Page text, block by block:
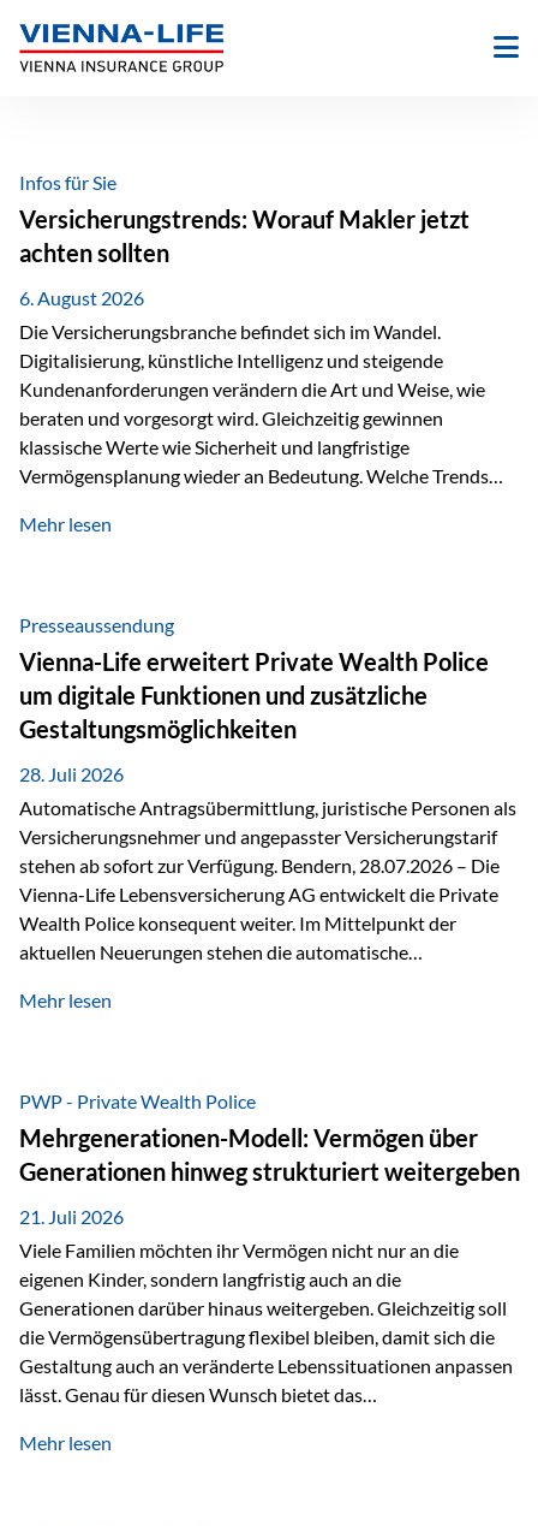
Inhalt
springen
Infos für Sie
Versicherungstrends: Worauf Makler jetzt
achten sollten
6. August 2026
Die Versicherungsbranche befindet sich im Wandel.
Digitalisierung, künstliche Intelligenz und steigende
Kundenanforderungen verändern die Art und Weise, wie
beraten und vorgesorgt wird. Gleichzeitig gewinnen
klassische Werte wie Sicherheit und langfristige
Vermögensplanung wieder an Bedeutung. Welche Trends
Blick behalten? Digitalisierung und KI verändern die
administrative Aufgaben, beschleunigen Abläufe und
schaffen mehr Zeit für das Wesentliche: die persönliche
Beratung. Gerade deshalb wird die individuelle Betreuung
zum entscheidenden Erfolgsfaktor. Technologie kann
unterstützen, Vertrauen entsteht jedoch weiterhin im
persönlichen Gespräch. Bei der Vienna-Life reagieren…
Mehr lesen
Presseaussendung
Vienna-Life erweitert Private Wealth Police
um digitale Funktionen und zusätzliche
Gestaltungsmöglichkeiten
28. Juli 2026
Automatische Antragsübermittlung, juristische Personen als
Versicherungsnehmer und angepasster Versicherungstarif
stehen ab sofort zur Verfügung. Bendern, 28.07.2026 – Die
Vienna-Life Lebensversicherung AG entwickelt die Private
Wealth Police konsequent weiter. Im Mittelpunkt der
aktuellen Neuerungen stehen die automatische
als Versicherungsnehmer einzusetzen, sowie eine
Abwicklung für Vertriebspartner deutlich effizienter
gestaltet. Anträge werden direkt elektronisch übermittelt,
Medienbrüche reduziert und die weitere Bearbeitung
beschleunigt. Ab sofort können auch juristische Personen,
wie Kapitalgesellschaften oder Stiftungen, als
Versicherungsnehmer eingesetzt werden. Damit erweitert
die Vienna-Life die Einsatzmöglichkeiten der Private Wealth
Police insbesondere für…
Mehr lesen
PWP - Private Wealth Police
Mehrgenerationen-Modell: Vermögen über
Generationen hinweg strukturiert weitergeben
21. Juli 2026
Viele Familien möchten ihr Vermögen nicht nur an die
eigenen Kinder, sondern langfristig auch an die
Generationen darüber hinaus weitergeben. Gleichzeitig soll
die Vermögensübertragung flexibel bleiben, damit sich die
Gestaltung auch an veränderte Lebenssituationen anpassen
lässt. Genau für diesen Wunsch bietet das
Vienna-Life eine interessante Lösung. Es ermöglicht,
Mehr lesen